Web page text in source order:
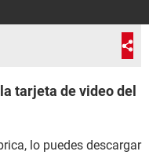
tarjeta de video del
lo puedes descargar